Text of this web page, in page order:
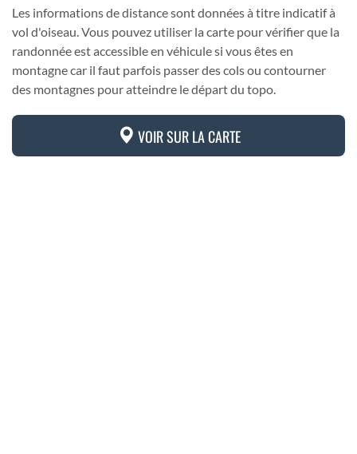
Les informations de distance sont données à titre indicatif à
vol d'oiseau. Vous pouvez utiliser la carte pour vérifier que la
randonnée est accessible en véhicule si vous êtes en
montagne car il faut parfois passer des cols ou contourner
des montagnes pour atteindre le départ du topo.
VOIR SUR LA CARTE